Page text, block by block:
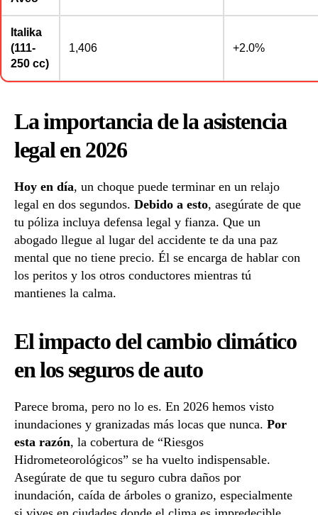
Italika
(111-
250 cc)
1,406 +2.0%
La importancia de la asistencia
legal en 2026
Hoy en día, un choque puede terminar en un relajo
legal en dos segundos. Debido a esto, asegúrate de que
tu póliza incluya defensa legal y fianza. Que un
abogado llegue al lugar del accidente te da una paz
mental que no tiene precio. Él se encarga de hablar con
los peritos y los otros conductores mientras tú
mantienes la calma.
El impacto del cambio climático
en los seguros de auto
Parece broma, pero no lo es. En 2026 hemos visto
inundaciones y granizadas más locas que nunca. Por
esta razón, la cobertura de “Riesgos
Hidrometeorológicos” se ha vuelto indispensable.
Asegúrate de que tu seguro cubra daños por
inundación, caída de árboles o granizo, especialmente